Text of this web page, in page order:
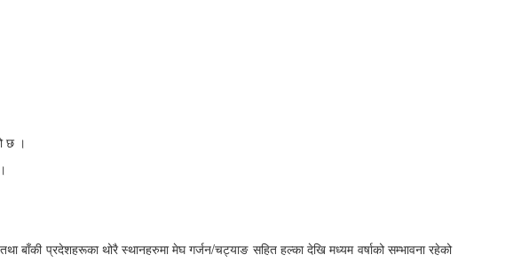
छ ।
प्रदेशहरूका थोरै स्थानहरुमा मेघ गर्जन/चट्याङ सहित हल्का देखि मध्यम वर्षाको सम्भावना रहेको